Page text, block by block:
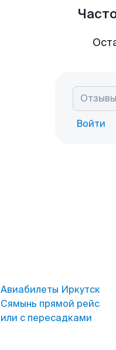
Войти
Авиабилеты Иркутск
Сямынь прямой рейс
или с пересадками